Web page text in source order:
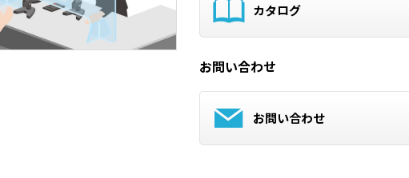
カタログ
お問い合わせ
お問い合わせ